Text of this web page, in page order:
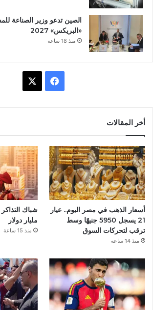
الصين تدعو وزير الصناعة
«البريكس» 2027
منذ 18 ساعة
و
ك
أخر المقالات
أسعار الذهب في مصر اليوم.. عيار
21 يسجل 5950 جنيهًا وسط
ترقب لتحركات السوق
منذ 14 ساعة
مليار دولار
منذ 15 ساعة